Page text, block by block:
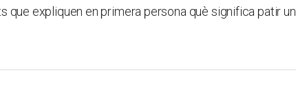
que expliquen en primera persona què significa patir un